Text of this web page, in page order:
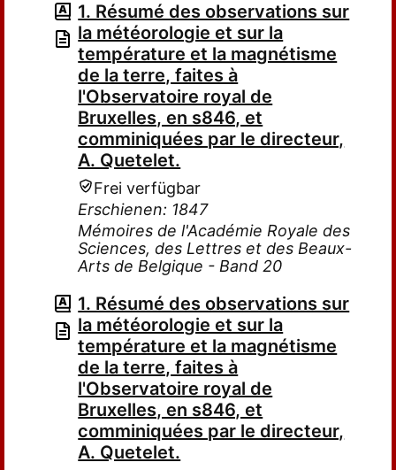
1. Résumé des observations sur
la météorologie et sur la
température et la magnétisme
de la terre, faites à
l'Observatoire royal de
Bruxelles, en s846, et
comminiquées par le directeur,
A. Quetelet.
Frei verfügbar
Erschienen: 1847
Mémoires de l'Académie Royale des
Sciences, des Lettres et des Beaux-
Arts de Belgique - Band 20
1. Résumé des observations sur
la météorologie et sur la
température et la magnétisme
de la terre, faites à
l'Observatoire royal de
Bruxelles, en s846, et
comminiquées par le directeur,
A. Quetelet.